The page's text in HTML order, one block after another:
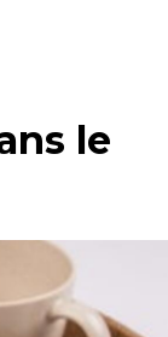
le